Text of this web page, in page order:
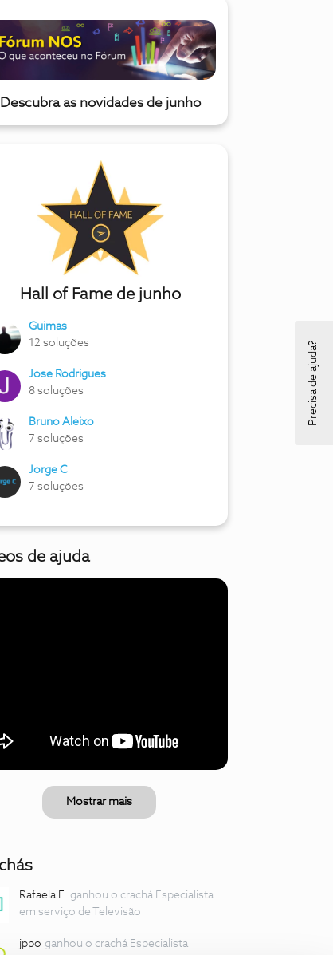
Descubra as novidades de junho
Hall of Fame de junho
Guimas
12 soluções
Jose Rodrigues
8 soluções
Bruno Aleixo
7 soluções
Jorge C
7 soluções
de ajuda
Mostrar mais
Rafaela F. ganhou o crachá Especialista
em serviço de Televisão
jppo ganhou o crachá Especialista
Precisa de ajuda?